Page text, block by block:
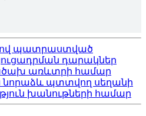
պատրաստված
դարակներ
առևտրի համար
նորաձև պտտվող սեղանի
խանութների համար